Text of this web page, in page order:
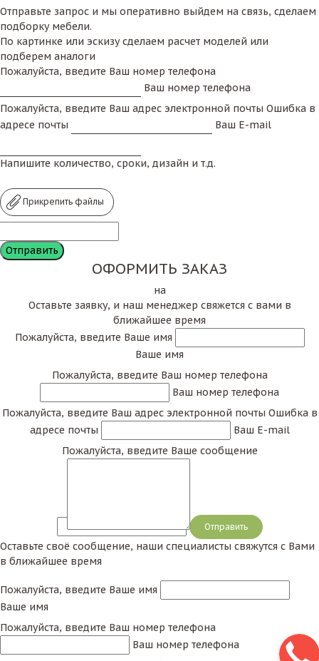
Отправьте запрос и мы оперативно выйдем на связь, сделаем
подборку мебели.
По картинке или эскизу сделаем расчет моделей или
подберем аналоги
Пожалуйста, введите Ваш номер телефона
Ваш номер телефона
Пожалуйста, введите Ваш адрес электронной почты Ошибка в
адресе почты
Ваш E-mail
Напишите количество, сроки, дизайн и т.д.
Прикрепить файлы
ОФОРМИТЬ ЗАКАЗ
на
Оставьте заявку, и наш менеджер свяжется с вами в
ближайшее время
Пожалуйста, введите Ваше имя
Ваше имя
Пожалуйста, введите Ваш номер телефона
Ваш номер телефона
Пожалуйста, введите Ваш адрес электронной почты Ошибка в
адресе почты
Ваш E-mail
Пожалуйста, введите Ваше сообщение
Сообщение
Оставьте своё сообщение, наши специалисты свяжутся с Вами
в ближайшее время
Пожалуйста, введите Ваше имя
Ваше имя
Пожалуйста, введите Ваш номер телефона
Ваш номер телефона